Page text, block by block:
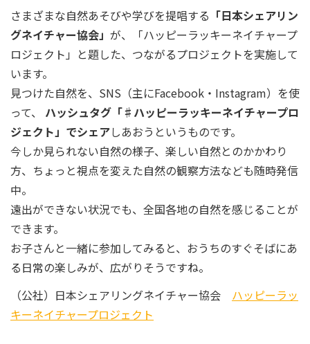
さまざまな自然あそびや学びを提唱する 「日本シェアリン
グネイチャー協会」 が、「ハッピーラッキーネイチャープ
ロジェクト」と題した、つながるプロジェクトを実施して
います。
見つけた自然を、SNS（主にFacebook・Instagram）を使
って、
ハッシュタグ「♯ハッピーラッキーネイチャープロ
ジェクト」でシェアしあおうというものです。
今しか見られない自然の様子、楽しい自然とのかかわり
方、ちょっと視点を変えた自然の観察方法なども随時発信
中。
遠出ができない状況でも、全国各地の自然を感じることが
できます。
お子さんと一緒に参加してみると、おうちのすぐそばにあ
る日常の楽しみが、広がりそうですね。
（公社）日本シェアリングネイチャー協会 ハッピーラッ
キーネイチャープロジェクト